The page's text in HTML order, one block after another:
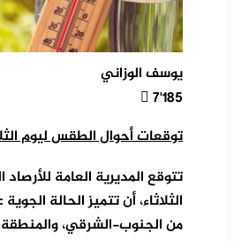
يوسف الوزاني
7٬185
توقعات أحوال الطقس ليوم الثلاثاء 14
تتوقع المديرية العامة للأرصاد
الثلاثاء، أن تتميز الحالة
من الجنوب-الشرقي، والمنطقة